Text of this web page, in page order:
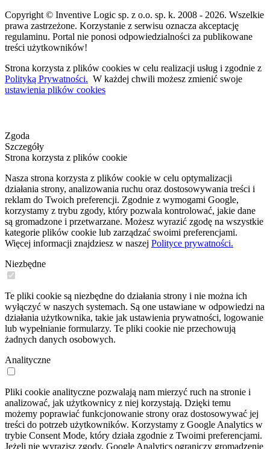
Copyright © Inventive Logic sp. z o.o. sp. k. 2008 - 2026. Wszelkie
prawa zastrzeżone. Korzystanie z serwisu oznacza akceptację
regulaminu. Portal nie ponosi odpowiedzialności za publikowane
treści użytkowników!
Strona korzysta z plików cookies w celu realizacji usług i zgodnie z
Polityką Prywatności. W każdej chwili możesz zmienić swoje
ustawienia plików cookies
Zgoda
Szczegóły
Strona korzysta z plików cookie
Nasza strona korzysta z plików cookie w celu optymalizacji
działania strony, analizowania ruchu oraz dostosowywania treści i
reklam do Twoich preferencji. Zgodnie z wymogami Google,
korzystamy z trybu zgody, który pozwala kontrolować, jakie dane
są gromadzone i przetwarzane. Możesz wyrazić zgodę na wszystkie
kategorie plików cookie lub zarządzać swoimi preferencjami.
Więcej informacji znajdziesz w naszej Polityce prywatności.
Niezbędne
Te pliki cookie są niezbędne do działania strony i nie można ich
wyłączyć w naszych systemach. Są one ustawiane w odpowiedzi na
działania użytkownika, takie jak ustawienia prywatności, logowanie
lub wypełnianie formularzy. Te pliki cookie nie przechowują
żadnych danych osobowych.
Analityczne
Pliki cookie analityczne pozwalają nam mierzyć ruch na stronie i
analizować, jak użytkownicy z niej korzystają. Dzięki temu
możemy poprawiać funkcjonowanie strony oraz dostosowywać jej
treści do potrzeb użytkowników. Korzystamy z Google Analytics w
trybie Consent Mode, który działa zgodnie z Twoimi preferencjami.
Jeżeli nie wyrazisz zgody, Google Analytics ograniczy gromadzenie